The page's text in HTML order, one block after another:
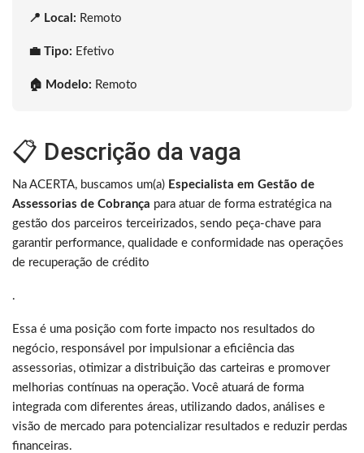
📍 Local: Remoto
💼 Tipo: Efetivo
🏠 Modelo: Remoto
📋 Descrição da vaga
Na ACERTA, buscamos um(a) Especialista em Gestão de
Assessorias de Cobrança para atuar de forma estratégica na
gestão dos parceiros terceirizados, sendo peça-chave para
garantir performance, qualidade e conformidade nas operações
de recuperação de crédito
.
Essa é uma posição com forte impacto nos resultados do
negócio, responsável por impulsionar a eficiência das
assessorias, otimizar a distribuição das carteiras e promover
melhorias contínuas na operação. Você atuará de forma
integrada com diferentes áreas, utilizando dados, análises e
visão de mercado para potencializar resultados e reduzir perdas
financeiras.